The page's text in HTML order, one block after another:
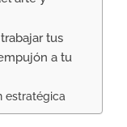
tus
a tu
estratégica